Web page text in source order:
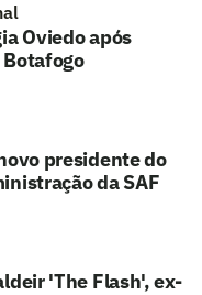
Oviedo após
presidente do
da SAF
'The Flash', ex-